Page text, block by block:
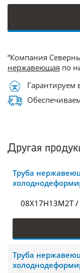
“Компания
нержавеющая по
Гарантируем
Другая
Труба
08Х17Н13М2Т
Труба